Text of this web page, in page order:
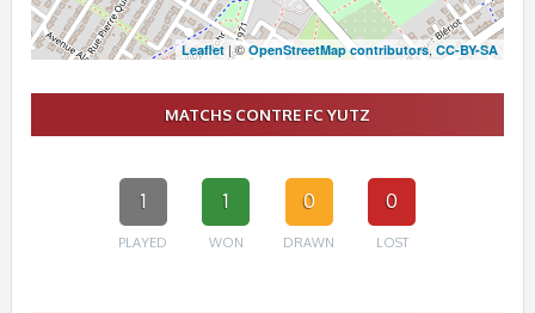
Leaflet| © OpenStreetMap contributors,CC-BY-SA
MATCHS CONTRE FC YUTZ
1
PLAYED
1
WON
0
DRAWN
0
LOST